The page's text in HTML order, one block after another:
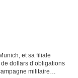
et sa filiale
dollars d’obligations
militaire